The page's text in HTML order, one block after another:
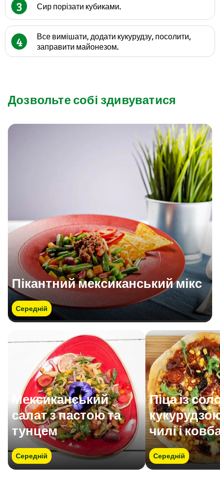
3 Сир порізати кубиками.
4
Все вимішати, додати кукурудзу, посолити,
заправити майонезом.
Дозвольте собі здивуватися
Пікантний мексиканський мікс
Середній
Мексиканський
салат з пастою та
тунцем
Середній
Піца із
чилі і
Середній